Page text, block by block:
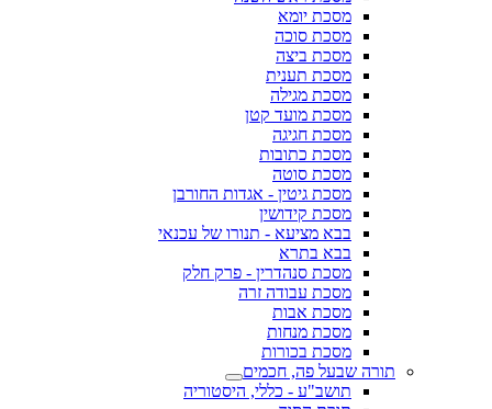
מסכת יומא
מסכת סוכה
מסכת ביצה
מסכת תענית
מסכת מגילה
מסכת מועד קטן
מסכת חגיגה
מסכת כתובות
מסכת סוטה
מסכת גיטין - אגדות החורבן
מסכת קידושין
בבא מציעא - תנורו של עכנאי
בבא בתרא
מסכת סנהדרין - פרק חלק
מסכת עבודה זרה
מסכת אבות
מסכת מנחות
מסכת בכורות
תורה שבעל פה, חכמים
תושב"ע - כללי, היסטוריה